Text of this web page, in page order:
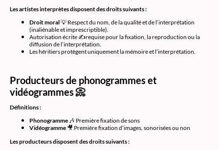
Les artistes interprètes disposent des droits suivants :
Droit moral💡 Respect du nom, de la qualité et de l’interprétation
(inaliénable et imprescriptible).
Autorisation écrite ✍️requise pour la fixation, la reproduction ou la
diffusion de l’interprétation.
Les héritiers protègent uniquement la mémoire et l’interprétation.
Producteurs de phonogrammes et
vidéogrammes 📀
Définitions :
Phonogramme 🎶 Première fixation de sons
Vidéogramme 🎥 Première fixation d’images, sonorisées ou non
Les producteurs disposent des droits suivants :